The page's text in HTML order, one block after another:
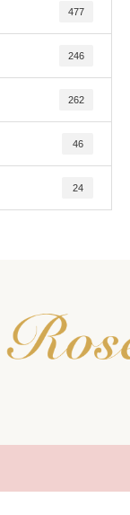
477
246
262
46
24